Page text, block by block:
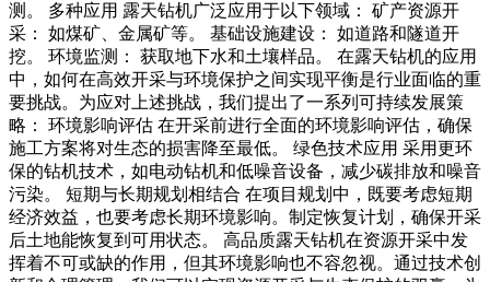
测。 多种应用 露天钻机广泛应用于以下领域： 矿产资源开
采： 如煤矿、金属矿等。 基础设施建设： 如道路和隧道开
挖。 环境监测： 获取地下水和土壤样品。 在露天钻机的应用
中，如何在高效开采与环境保护之间实现平衡是行业面临的重
要挑战。为应对上述挑战，我们提出了一系列可持续发展策
略： 环境影响评估 在开采前进行全面的环境影响评估，确保
施工方案将对生态的损害降至最低。 绿色技术应用 采用更环
保的钻机技术，如电动钻机和低噪音设备，减少碳排放和噪音
污染。 短期与长期规划相结合 在项目规划中，既要考虑短期
经济效益，也要考虑长期环境影响。制定恢复计划，确保开采
后土地能恢复到可用状态。 高品质露天钻机在资源开采中发
挥着不可或缺的作用，但其环境影响也不容忽视。通过技术创